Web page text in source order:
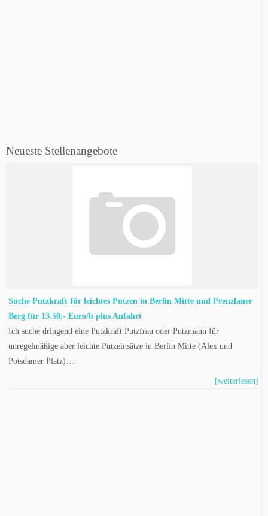
Neueste Stellenangebote
Suche Putzkraft für leichtes Putzen in Berlin Mitte und Prenzlauer
Berg für 13.50,- Euro/h plus Anfahrt
Ich suche dringend eine Putzkraft Putzfrau oder Putzmann für
unregelmäßige aber leichte Putzeinsätze in Berlin Mitte (Alex und
Potsdamer Platz)…
[weiterlesen]